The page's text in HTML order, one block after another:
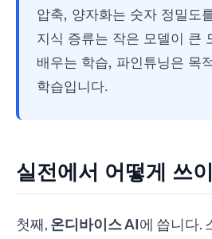
압축, 양자화는 숫자 정밀도
지식 증류는 작은 모델이 큰
배우는 학습, 파인튜닝은 목
학습입니다.
실전에서 어떻게 쓰
첫째, 온디바이스 AI에 씁니다.